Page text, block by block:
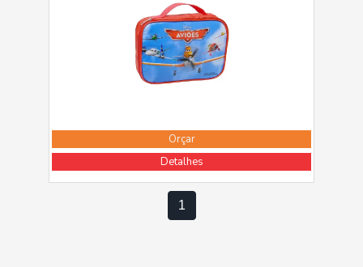
Orçar
Detalhes
1